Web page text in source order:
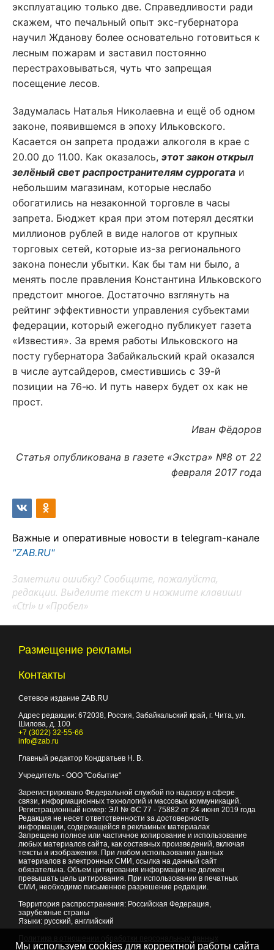
эксплуатацию только две. Справедливости ради
скажем, что печальный опыт экс-губернатора
научил Жданову более основательно готовиться к
лесным пожарам и заставил постоянно
перестраховываться, чуть что запрещая
посещение лесов.
Задумалась Наталья Николаевна и ещё об одном
законе, появившемся в эпоху Ильковского.
Касается он запрета продажи алкоголя в крае с
20.00 до 11.00. Как оказалось, этот закон открыл
зелёный свет распространителям суррогата и
небольшим магазинам, которые неслабо
обогатились на незаконной торговле в часы
запрета. Бюджет края при этом потерял десятки
миллионов рублей в виде налогов от крупных
торговых сетей, которые из-за регионального
закона понесли убытки. Как бы там ни было, а
менять после правления Константина Ильковского
предстоит многое. Достаточно взглянуть на
рейтинг эффективности управления субъектами
федерации, который ежегодно публикует газета
«Известия». За время работы Ильковского на
посту губернатора Забайкальский край оказался
в числе аутсайдеров, сместившись с 39-й
позиции на 76-ю. И путь наверх будет ох как не
прост.
Иван Фёдоров
Статья опубликована в газете «Экстра» №8 от 22
февраля 2017 года
Важные и оперативные новости в telegram-канале
"ZAB.RU"
Заметили ошибку? Сообщите, пожалуйста,
редакции. Выделите текст и нажмите клавиши
«Ctrl» и «Пробел»
Размещение рекламы
Контакты
Сетевое издание ZAB.RU
Адрес редакции: 672038, Россия, Забайкальский край, г. Чита, ул.
Шилова, д. 100
+7 (3022) 32-55-66
info@zab.ru
Главный редактор Кондратьев Н. В.
Учредитель - ООО "Событие"
Зарегистрировано Федеральной службой по надзору в сфере
связи, информационных технологий и массовых коммуникаций.
Регистрационный номер: ЭЛ № ФС 77 - 75882 от 24 июня 2019 года
Редакция не несет ответственности за достоверность
информации, содержащейся в рекламных материалах
Запрещено полное или частичное копирование и использование
любых материалов сайта, как составных произведений, включая
тексты и изображения. При любом использовании данных
материалов в электронных СМИ, ссылка на данный сайт
обязательна. Объем цитирования информации не должен
превышать цель цитирования. При использовании в печатных
СМИ, необходимо письменное разрешение редакции.
Территория распространения: Российская Федерация,
зарубежные страны
Языки: русский, английский
Мы используем cookies для корректной работы сайта